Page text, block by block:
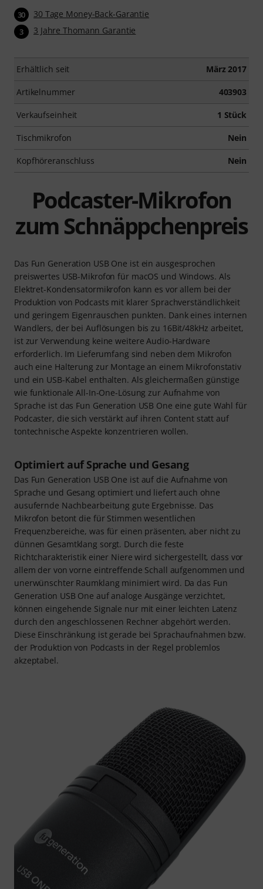
Kurs bietet dir einen strukturierten Weg zu mehr
Sicherheit und Ausdruck beim Singen.
Das Abonnement endet nach Ablauf des 90-Tage
Zugangs automatisch.
30 30 Tage Money-Back-Garantie
3 3 Jahre Thomann Garantie
Erhältlich seit März 2017
Artikelnummer 403903
Verkaufseinheit 1 Stück
Tischmikrofon Nein
Kopfhöreranschluss Nein
Podcaster-Mikrofon
zum Schnäppchenpreis
Das Fun Generation USB One ist ein ausgesprochen
preiswertes USB-Mikrofon für macOS und Windows. Als
Elektret-Kondensatormikrofon kann es vor allem bei der
Produktion von Podcasts mit klarer Sprachverständlichkeit
und geringem Eigenrauschen punkten. Dank eines internen
Wandlers, der bei Auflösungen bis zu 16Bit/48kHz arbeitet,
ist zur Verwendung keine weitere Audio-Hardware
erforderlich. Im Lieferumfang sind neben dem Mikrofon
auch eine Halterung zur Montage an einem Mikrofonstativ
und ein USB-Kabel enthalten. Als gleichermaßen günstige
wie funktionale All-In-One-Lösung zur Aufnahme von
Sprache ist das Fun Generation USB One eine gute Wahl für
Podcaster, die sich verstärkt auf ihren Content statt auf
tontechnische Aspekte konzentrieren wollen.
Optimiert auf Sprache und Gesang
Das Fun Generation USB One ist auf die Aufnahme von
Sprache und Gesang optimiert und liefert auch ohne
ausufernde Nachbearbeitung gute Ergebnisse. Das
Mikrofon betont die für Stimmen wesentlichen
Frequenzbereiche, was für einen präsenten, aber nicht zu
dünnen Gesamtklang sorgt. Durch die feste
Richtcharakteristik einer Niere wird sichergestellt, dass vor
allem der von vorne eintreffende Schall aufgenommen und
unerwünschter Raumklang minimiert wird. Da das Fun
Generation USB One auf analoge Ausgänge verzichtet,
können eingehende Signale nur mit einer leichten Latenz
durch den angeschlossenen Rechner abgehört werden.
Diese Einschränkung ist gerade bei Sprachaufnahmen bzw.
der Produktion von Podcasts in der Regel problemlos
akzeptabel.